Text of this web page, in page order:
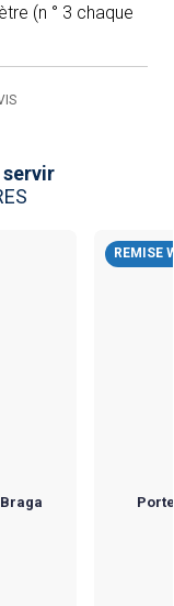
(n ° 3 chaque
servir
REMISE